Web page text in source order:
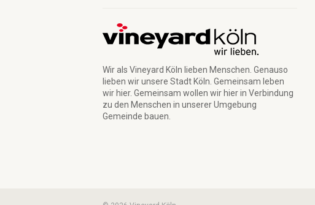
Wir als Vineyard Köln lieben Menschen. Genauso
lieben wir unsere Stadt Köln. Gemeinsam leben
wir hier. Gemeinsam wollen wir hier in Verbindung
zu den Menschen in unserer Umgebung
Gemeinde bauen.